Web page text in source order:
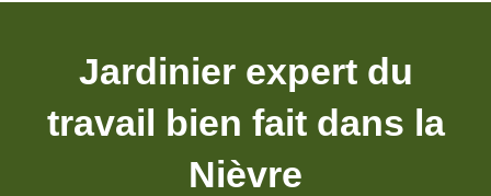
Jardinier expert du
travail bien fait dans la
Nièvre